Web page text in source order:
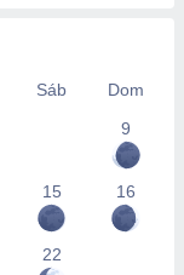
Sáb
Dom
9
15 16
22